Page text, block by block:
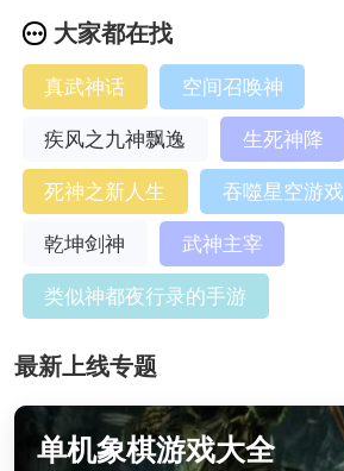
大家都在找
真武神话
空间召唤神
疾风之九神飘逸
生死神降
死神之新人生
吞噬星空游戏
乾坤剑神
武神主宰
类似神都夜行录的手游
最新上线专题
单机象棋游戏大全